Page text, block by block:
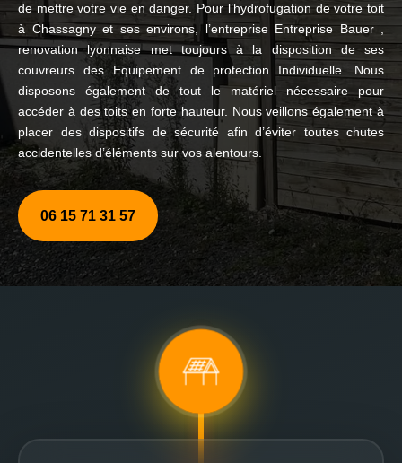
de mettre votre vie en danger. Pour l’hydrofugation de votre toit
à Chassagny et ses environs, l’entreprise Entreprise Bauer ,
renovation lyonnaise met toujours à la disposition de ses
couvreurs des Equipement de protection Individuelle. Nous
disposons également de tout le matériel nécessaire pour
accéder à des toits en forte hauteur. Nous veillons également à
placer des dispositifs de sécurité afin d’éviter toutes chutes
accidentelles d’éléments sur vos alentours.
06 15 71 31 57